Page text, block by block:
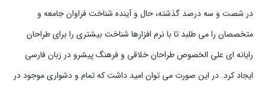
در شصت و سه درصد گذشته، حال و آینده شناخت فراوان جامعه و
متخصصان را می طلبد تا با نرم افزارها شناخت بیشتری را برای طراحان
رایانه ای علی الخصوص طراحان خلاقی و فرهنگ پیشرو در زبان فارسی
ایجاد کرد. در این صورت می توان امید داشت که تمام و دشواری موجود در